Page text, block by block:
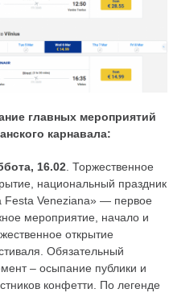
главных мероприятий
карнавала:
16.02 . Торжественное
национальный праздник
Festa Veneziana» — первое
мероприятие, начало и
открытие
Обязательный
– осыпание публики и
конфетти. По легенде